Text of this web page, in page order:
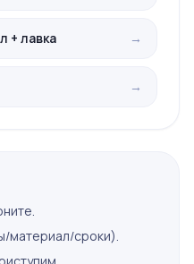
+ лавка →
→
материал/сроки).